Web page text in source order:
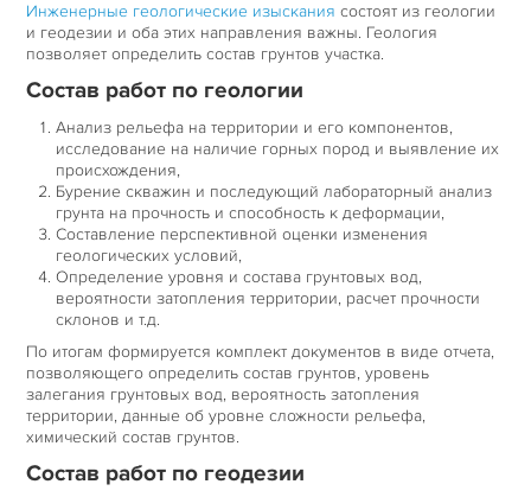
Инженерные геологические изыскания состоят из геологии
и геодезии и оба этих направления важны. Геология
позволяет определить состав грунтов участка.
Состав работ по геологии
Анализ рельефа на территории и его компонентов,
исследование на наличие горных пород и выявление их
происхождения,
Бурение скважин и последующий лабораторный анализ
грунта на прочность и способность к деформации,
Составление перспективной оценки изменения
геологических условий,
Определение уровня и состава грунтовых вод,
вероятности затопления территории, расчет прочности
склонов и т.д.
По итогам формируется комплект документов в виде отчета,
позволяющего определить состав грунтов, уровень
залегания грунтовых вод, вероятность затопления
территории, данные об уровне сложности рельефа,
химический состав грунтов.
Состав работ по геодезии